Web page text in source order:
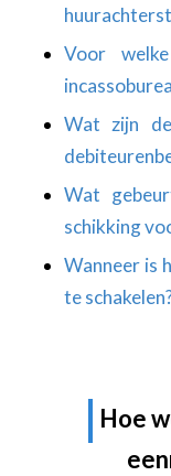
Voor
Wat zijn
Wat
schikking
Wanneer is
te
Hoe